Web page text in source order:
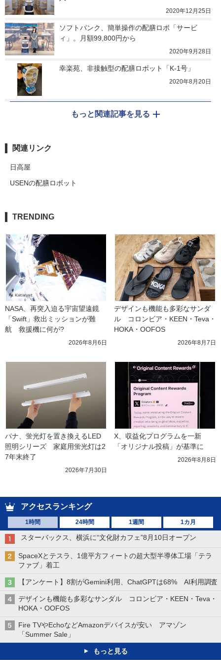
2020年12月25日
ソフトバンク、簡単操作の配膳ロボ「サービ
ィ」。月額99,800円から
2020年9月28日
幸楽苑、非接触型の配膳ロボット「K-1号」
2020年8月20日
もっと関連記事を見る
関連リンク
日高屋
USENの配膳ロボット
TRENDING
NASA、再突入迫る宇宙望遠鏡
「Swift」救出ミッションが難
航　救援機に何が?
2026年8月6日
デザインも機能も多彩なサンダ
ル　コロンビア・KEEN・Teva・
HOKA・OOFOS
2026年8月7日
パナ、蛍光灯を置き換えるLED
照明シリーズ　家庭用蛍光灯は2
7年末終了
2026年7月30日
X、収益化プログラムを一新
「オリジナル投稿」が基準に
2026年8月8日
アクセスランキング
1時間 24時間 1週間 1カ月
スターバックス、横浜に“文化財カフェ”8月10日オープン
SpaceXとテスラ、1億平方フィートの超大型半導体工場「テラ
ファブ」着工
【アンケート】8割がGemini利用、ChatGPTは68% AI利用調査
デザインも機能も多彩なサンダル コロンビア・KEEN・Teva・
HOKA・OOFOS
Fire TVやEchoなどAmazonデバイスが安い アマゾン
「Summer Sale」
もっと見る